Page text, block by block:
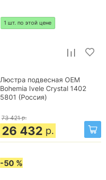
1 шт. по этой цене
Люстра подвесная OEM
Bohemia Ivele Crystal 1402
5801 (Россия)
73 421 р.
26 432 р.
-50 %